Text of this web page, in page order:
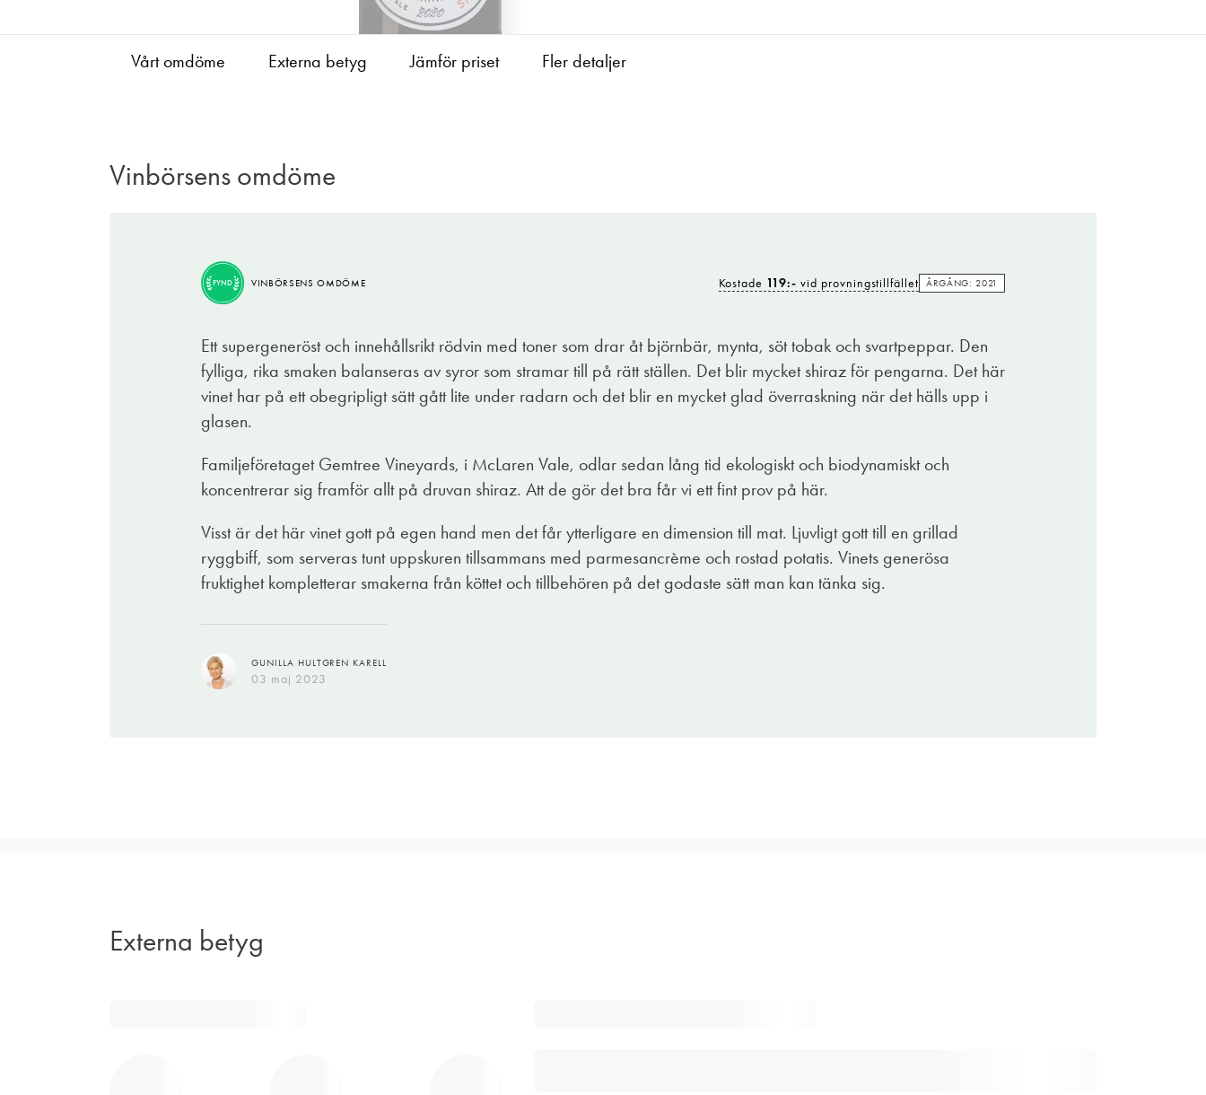
Vårt omdöme Externa betyg Jämför priset Fler detaljer
Vinbörsens omdöme
FYND VINBÖRSENS OMDÖME Kostade 119:- vid provningstillfället ÅRGÅNG: 2021
Ett supergeneröst och innehållsrikt rödvin med toner som drar åt björnbär, mynta, söt tobak och svartpeppar. Den
fylliga, rika smaken balanseras av syror som stramar till på rätt ställen. Det blir mycket shiraz för pengarna. Det här
vinet har på ett obegripligt sätt gått lite under radarn och det blir en mycket glad överraskning när det hälls upp i
glasen.
Familjeföretaget Gemtree Vineyards, i McLaren Vale, odlar sedan lång tid ekologiskt och biodynamiskt och
koncentrerar sig framför allt på druvan shiraz. Att de gör det bra får vi ett fint prov på här.
Visst är det här vinet gott på egen hand men det får ytterligare en dimension till mat. Ljuvligt gott till en grillad
ryggbiff, som serveras tunt uppskuren tillsammans med parmesancrème och rostad potatis. Vinets generösa
fruktighet kompletterar smakerna från köttet och tillbehören på det godaste sätt man kan tänka sig.
GUNILLA HULTGREN KARELL
03 maj 2023
Externa betyg